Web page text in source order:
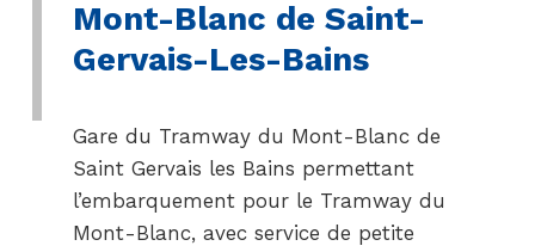
Mont-Blanc de Saint-
Gervais-Les-Bains
Gare du Tramway du Mont-Blanc de
Saint Gervais les Bains permettant
l’embarquement pour le Tramway du
Mont-Blanc, avec service de petite